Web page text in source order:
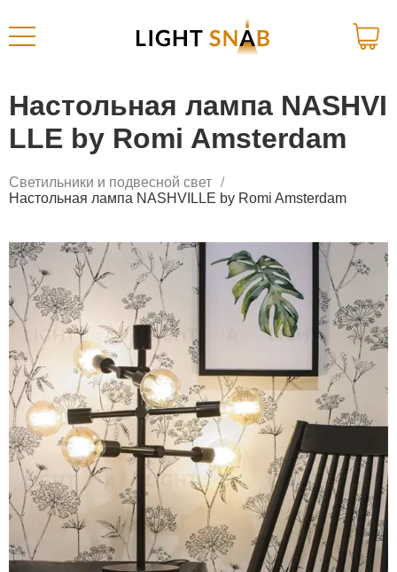
Настольная лампа NASHVI
LLE by Romi Amsterdam
Светильники и подвесной свет
Настольная лампа NASHVILLE by Romi Amsterdam